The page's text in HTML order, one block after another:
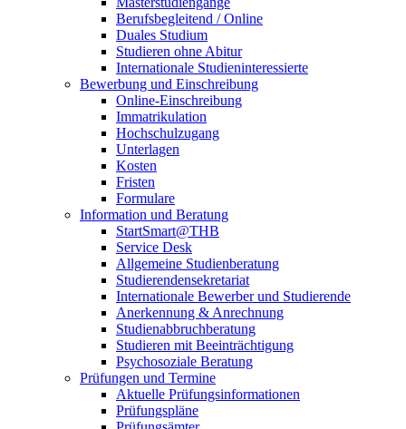
Berufsbegleitend / Online
Duales Studium
Studieren ohne Abitur
Internationale Studieninteressierte
Bewerbung und Einschreibung
Online-Einschreibung
Immatrikulation
Hochschulzugang
Unterlagen
Kosten
Fristen
Formulare
Information und Beratung
StartSmart@THB
Service Desk
Allgemeine Studienberatung
Studierendensekretariat
Internationale Bewerber und Studierende
Anerkennung & Anrechnung
Studienabbruchberatung
Studieren mit Beeinträchtigung
Psychosoziale Beratung
Prüfungen und Termine
Aktuelle Prüfungsinformationen
Prüfungspläne